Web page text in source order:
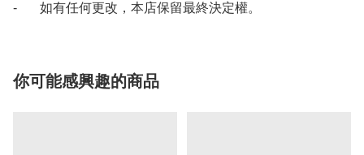
- 如有任何更改，本店保留最終決定權。
你可能感興趣的商品